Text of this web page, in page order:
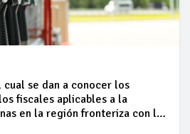
cual se dan a conocer los
fiscales aplicables a la
en la región fronteriza con los